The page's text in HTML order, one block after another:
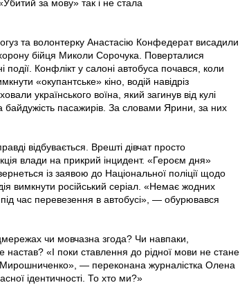
за мову» так і не стала
та волонтерку Анастасію Конфедерат висадили
бійця Миколи Сорочука. Поверталися
Конфлікт у салоні автобуса почався, коли
«окупантське» кіно, водій навідріз
українського воїна, який загинув від кулі
байдужість пасажирів. За словами Ярини, за них
відбувається. Врешті дівчат просто
влади на прикрий інцидент. «Героєм дня»
із заявою до Національної поліції щодо
вимкнути російський серіал. «Немає жодних
час перевезення в автобусі», — обурювався
чи мовчазна згода? Чи навпаки,
«І поки ставлення до рідної мови не стане
— переконана журналістка Олена
ідентичності. То хто ми?»